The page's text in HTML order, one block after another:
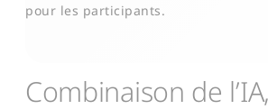
pour les participants.
Combinaison de